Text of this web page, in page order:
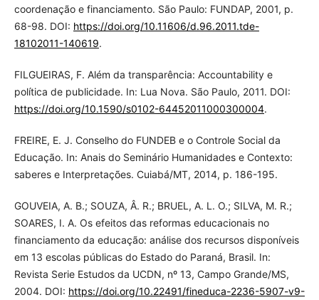
coordenação e financiamento. São Paulo: FUNDAP, 2001, p.
68-98. DOI: https://doi.org/10.11606/d.96.2011.tde-
18102011-140619.
FILGUEIRAS, F. Além da transparência: Accountability e
política de publicidade. In: Lua Nova. São Paulo, 2011. DOI:
https://doi.org/10.1590/s0102-64452011000300004.
FREIRE, E. J. Conselho do FUNDEB e o Controle Social da
Educação. In: Anais do Seminário Humanidades e Contexto:
saberes e Interpretações. Cuiabá/MT, 2014, p. 186-195.
GOUVEIA, A. B.; SOUZA, Â. R.; BRUEL, A. L. O.; SILVA, M. R.;
SOARES, I. A. Os efeitos das reformas educacionais no
financiamento da educação: análise dos recursos disponíveis
em 13 escolas públicas do Estado do Paraná, Brasil. In:
Revista Serie Estudos da UCDN, nº 13, Campo Grande/MS,
2004. DOI: https://doi.org/10.22491/fineduca-2236-5907-v9-